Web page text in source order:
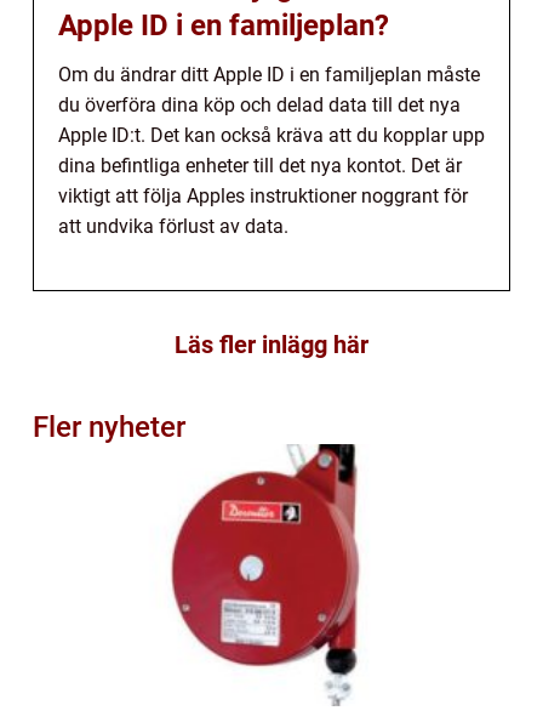
Apple ID i en familjeplan?
Om du ändrar ditt Apple ID i en familjeplan måste
du överföra dina köp och delad data till det nya
Apple ID:t. Det kan också kräva att du kopplar upp
dina befintliga enheter till det nya kontot. Det är
viktigt att följa Apples instruktioner noggrant för
att undvika förlust av data.
Läs fler inlägg här
Fler nyheter